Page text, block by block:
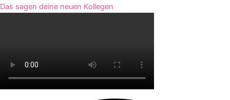
Das sagen deine neuen Kollegen